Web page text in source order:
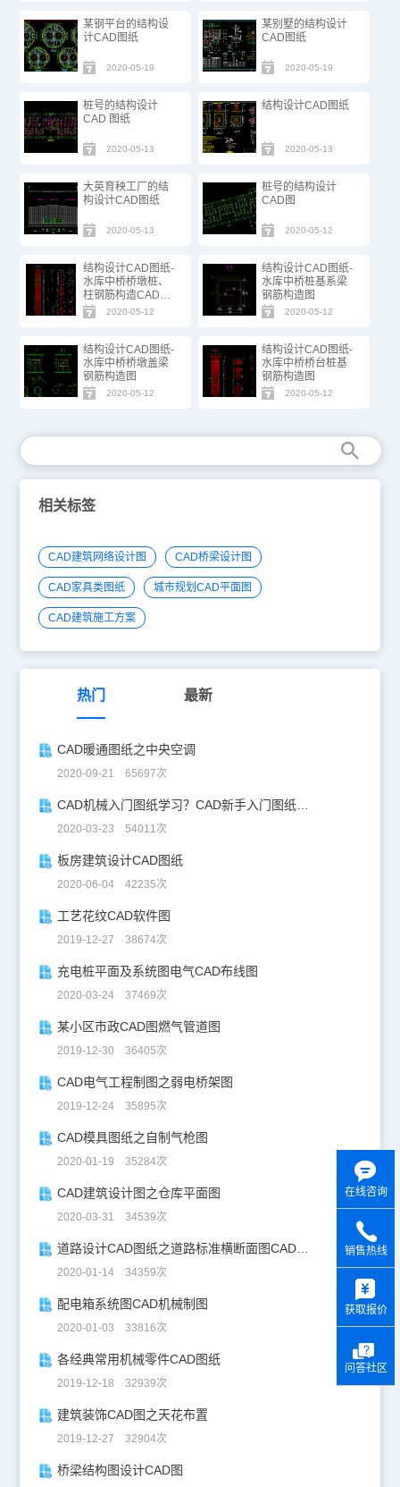
某钢平台的结构设
计CAD图纸
2020-05-19
某别墅的结构设计
CAD图纸
2020-05-19
桩号的结构设计
CAD 图纸
2020-05-13
结构设计CAD图纸
2020-05-13
大英育秧工厂的结
构设计CAD图纸
2020-05-13
桩号的结构设计
CAD图
2020-05-12
结构设计CAD图纸-
水库中桥桥墩桩、
柱钢筋构造CAD图
纸
2020-05-12
结构设计CAD图纸-
水库中桥桩基系梁
钢筋构造图
2020-05-12
结构设计CAD图纸-
水库中桥桥墩盖梁
钢筋构造图
2020-05-12
结构设计CAD图纸-
水库中桥桥台桩基
钢筋构造图
2020-05-12
相关标签
CAD建筑网络设计图 CAD桥梁设计图
CAD家具类图纸 城市规划CAD平面图
CAD建筑施工方案
热门 最新
CAD暖通图纸之中央空调
2020-09-21 65697次
CAD机械入门图纸学习？CAD新手入门图纸练习
2020-03-23 54011次
板房建筑设计CAD图纸
2020-06-04 42235次
工艺花纹CAD软件图
2019-12-27 38674次
充电桩平面及系统图电气CAD布线图
2020-03-24 37469次
某小区市政CAD图燃气管道图
2019-12-30 36405次
CAD电气工程制图之弱电桥架图
2019-12-24 35895次
CAD模具图纸之自制气枪图
2020-01-19 35284次
CAD建筑设计图之仓库平面图
2020-03-31 34539次
道路设计CAD图纸之道路标准横断面图CAD图纸
2020-01-14 34359次
配电箱系统图CAD机械制图
2020-01-03 33816次
各经典常用机械零件CAD图纸
2019-12-18 32939次
建筑装饰CAD图之天花布置
2019-12-27 32904次
桥梁结构图设计CAD图
在线咨询
销售热线
获取报价
问答社区